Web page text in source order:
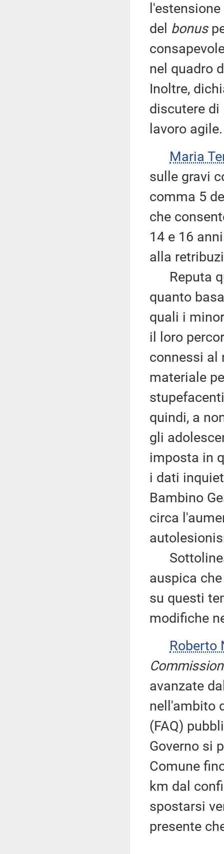
del bonus
nel quadro
Inoltre,
discutere
lavoro agile.
Maria
sulle gravi
comma 5
che
14 e 16
alla
Reputa
quanto
quali i
il loro
connessi al
materiale
quindi, a
gli
imposta in
i dati
Bambino
circa
auspica
su questi
modifiche
Roberto
avanzate
nell'ambito
(FAQ)
Governo si
Comune
km dal
spostarsi
presente